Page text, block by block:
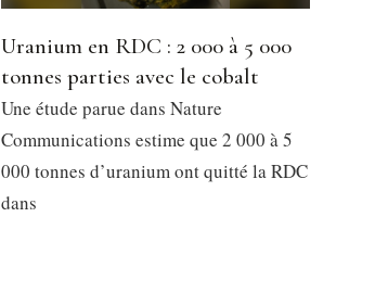
Uranium en RDC : 2 000 à 5 000
tonnes parties avec le cobalt
Une étude parue dans Nature
Communications estime que 2 000 à 5
000 tonnes d’uranium ont quitté la RDC
dans